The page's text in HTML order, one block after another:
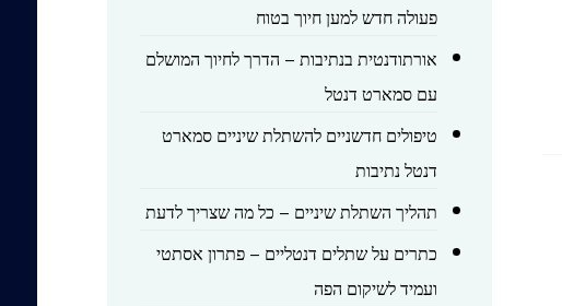
פעולה חדש למען חיוך בטוח
אורתודנטית בנתיבות – הדרך לחיוך המושלם
עם סמארט דנטל
טיפולים חדשניים להשתלת שיניים סמארט
דנטל נתיבות
תהליך השתלת שיניים – כל מה שצריך לדעת
כתרים על שתלים דנטליים – פתרון אסתטי
ועמיד לשיקום הפה